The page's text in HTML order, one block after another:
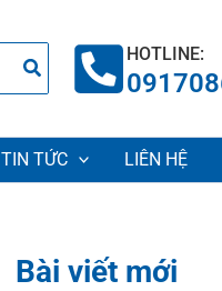
HOTLINE:
TIN TỨC LIÊN HỆ
Bài viết mới